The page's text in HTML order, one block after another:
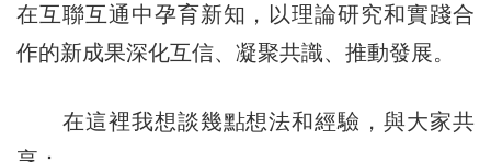
在互聯互通中孕育新知，以理論研究和實踐合
作的新成果深化互信、凝聚共識、推動發展。
在這裡我想談幾點想法和經驗，與大家共